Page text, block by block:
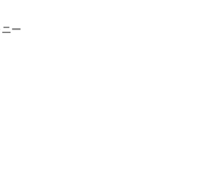
んな人と働いていきたいかを伺いま
ー